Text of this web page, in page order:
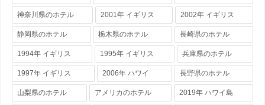
神奈川県のホテル 2001年 イギリス 2002年 イギリス
静岡県のホテル 栃木県のホテル 長崎県のホテル
1994年 イギリス 1995年 イギリス 兵庫県のホテル
1997年 イギリス 2006年 ハワイ 長野県のホテル
山梨県のホテル アメリカのホテル 2019年 ハワイ島